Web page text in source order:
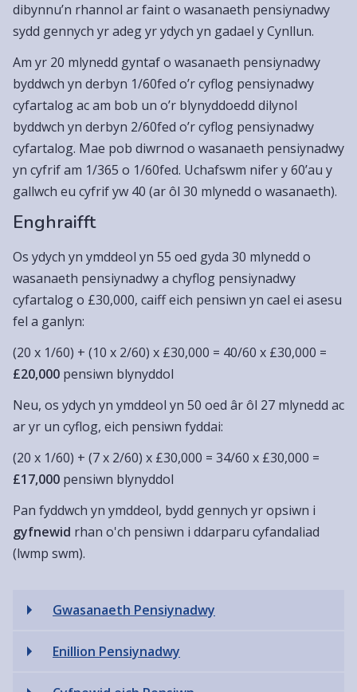
dibynnu’n rhannol ar faint o wasanaeth pensiynadwy
sydd gennych yr adeg yr ydych yn gadael y Cynllun.
Am yr 20 mlynedd gyntaf o wasanaeth pensiynadwy
byddwch yn derbyn 1/60fed o’r cyflog pensiynadwy
cyfartalog ac am bob un o’r blynyddoedd dilynol
byddwch yn derbyn 2/60fed o’r cyflog pensiynadwy
cyfartalog. Mae pob diwrnod o wasanaeth pensiynadwy
yn cyfrif am 1/365 o 1/60fed. Uchafswm nifer y 60’au y
gallwch eu cyfrif yw 40 (ar ôl 30 mlynedd o wasanaeth).
Enghraifft
Os ydych yn ymddeol yn 55 oed gyda 30 mlynedd o
wasanaeth pensiynadwy a chyflog pensiynadwy
cyfartalog o £30,000, caiff eich pensiwn yn cael ei asesu
fel a ganlyn:
(20 x 1/60) + (10 x 2/60) x £30,000 = 40/60 x £30,000 =
£20,000 pensiwn blynyddol
Neu, os ydych yn ymddeol yn 50 oed âr ôl 27 mlynedd ac
ar yr un cyflog, eich pensiwn fyddai:
(20 x 1/60) + (7 x 2/60) x £30,000 = 34/60 x £30,000 =
£17,000 pensiwn blynyddol
Pan fyddwch yn ymddeol, bydd gennych yr opsiwn i
gyfnewid rhan o'ch pensiwn i ddarparu cyfandaliad
(lwmp swm).
Gwasanaeth Pensiynadwy
Enillion Pensiynadwy